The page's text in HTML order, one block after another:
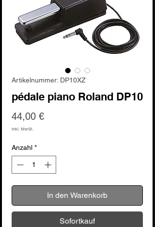
Artikelnummer: DP10XZ
pédale piano Roland DP10
44,00 €Preis
inkl. MwSt.
Anzahl *
In den Warenkorb
Sofortkauf